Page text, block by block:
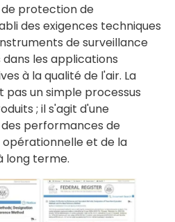
protection de
des exigences techniques
de surveillance
les applications
à la qualité de l'air. La
pas un simple processus
; il s'agit d'une
performances de
opérationnelle et de la
long terme.